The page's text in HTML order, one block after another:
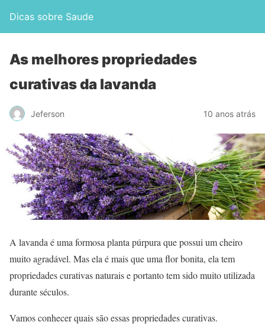
Dicas sobre Saude
As melhores propriedades
curativas da lavanda
Jeferson 10 anos atrás
A lavanda é uma formosa planta púrpura que possui um cheiro
muito agradável. Mas ela é mais que uma flor bonita, ela tem
propriedades curativas naturais e portanto tem sido muito utilizada
durante séculos.
Vamos conhecer quais são essas propriedades curativas.